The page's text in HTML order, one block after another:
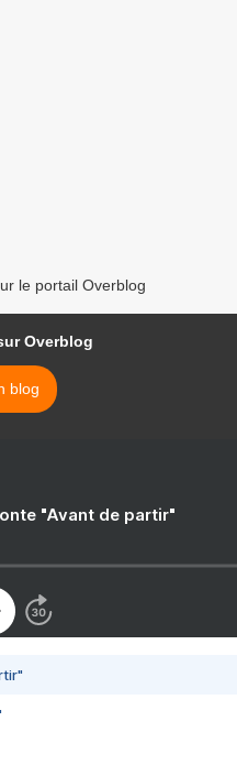
le portail Overblog
Overblog
blog
"Avant de partir"